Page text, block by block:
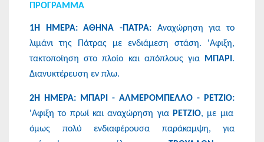
ΠΡΟΓΡΑΜΜΑ
1Η ΗΜΕΡΑ: ΑΘΗΝΑ -ΠΑΤΡΑ: Αναχώρηση για το
λιμάνι της Πάτρας με ενδιάμεση στάση. 'Αφιξη,
τακτοποίηση στο πλοίο και απόπλους για
ΜΠΑΡΙ .
Διανυκτέρευση εν πλω.
2Η ΗΜΕΡΑ: ΜΠΑΡΙ - ΑΛΜΕΡΟΜΠΕΛΛΟ - ΡΕΤΖΙΟ:
'Αφιξη το πρωί και αναχώρηση για ΡΕΤΖΙΟ, με μια
όμως πολύ ενδιαφέρουσα παράκαμψη, για